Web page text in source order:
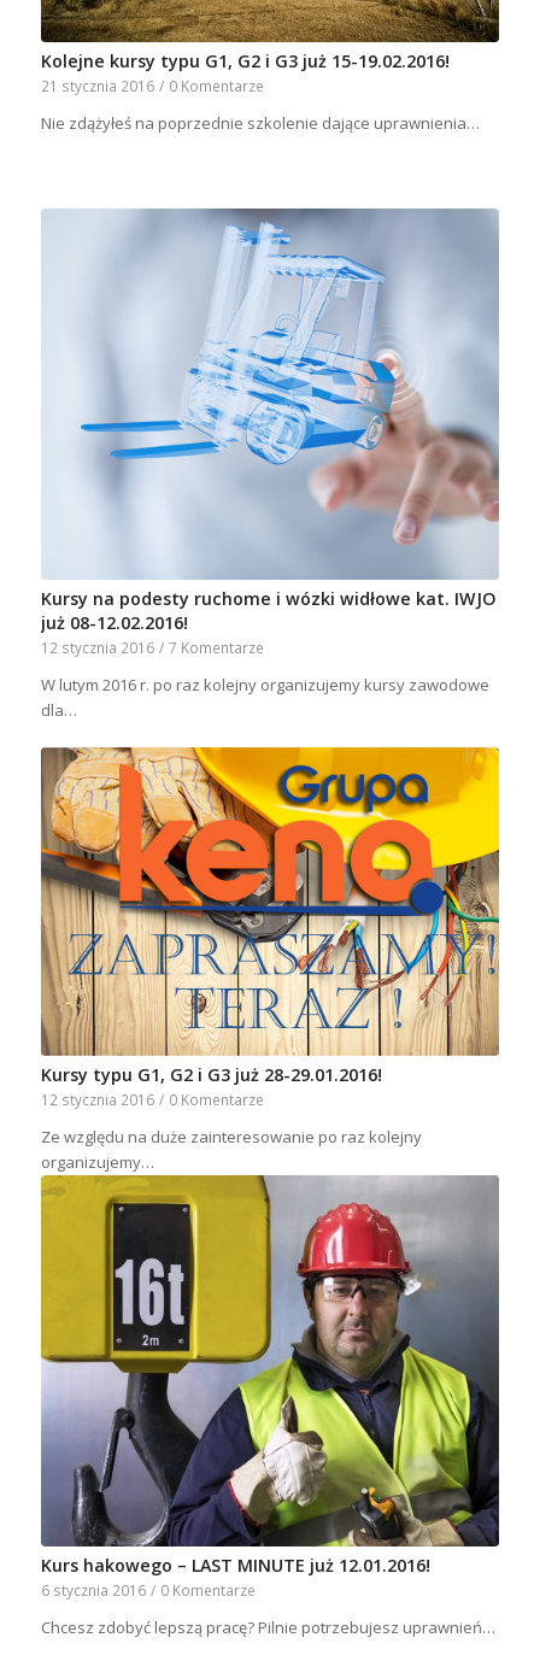
Kolejne kursy typu G1, G2 i G3 już 15-19.02.2016!
21 stycznia 2016 / 0 Komentarze
Nie zdążyłeś na poprzednie szkolenie dające uprawnienia…
Kursy na podesty ruchome i wózki widłowe kat. IWJO
już 08-12.02.2016!
12 stycznia 2016 / 7 Komentarze
W lutym 2016 r. po raz kolejny organizujemy kursy zawodowe
dla…
Kursy typu G1, G2 i G3 już 28-29.01.2016!
12 stycznia 2016 / 0 Komentarze
Ze względu na duże zainteresowanie po raz kolejny
organizujemy…
Kurs hakowego – LAST MINUTE już 12.01.2016!
6 stycznia 2016 / 0 Komentarze
Chcesz zdobyć lepszą pracę? Pilnie potrzebujesz uprawnień…